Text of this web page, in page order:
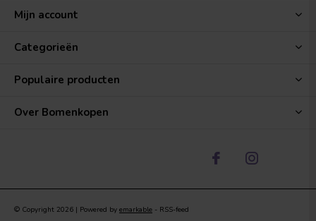
Mijn account
Categorieën
Populaire producten
Over Bomenkopen
© Copyright 2026 | Powered by emarkable - RSS-feed